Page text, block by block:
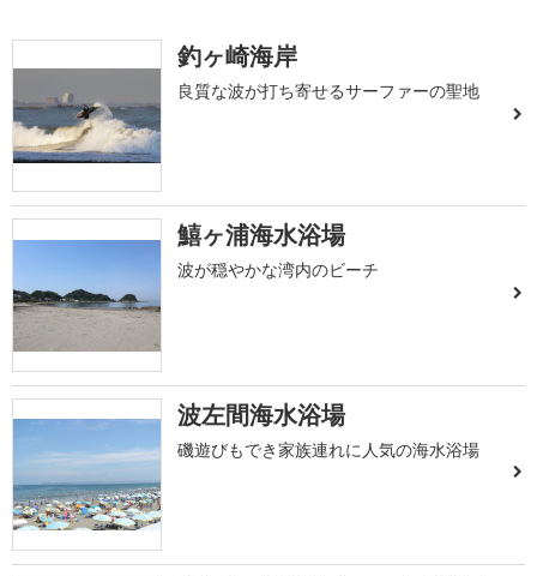
釣ヶ崎海岸
良質な波が打ち寄せるサーファーの聖地
鱚ヶ浦海水浴場
波が穏やかな湾内のビーチ
波左間海水浴場
磯遊びもでき家族連れに人気の海水浴場